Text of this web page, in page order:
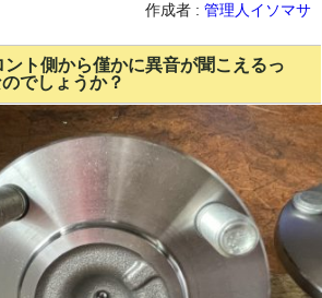
作成者 : 管理人イソマサ
ト側から僅かに異音が聞こえるっ
でしょうか？